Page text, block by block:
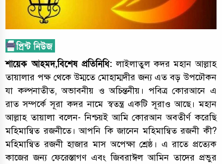
শায়েক আহমদ,বিশেষ প্রতিনিধি: লাইলাতুল কদর মহান আল্লাহ
তায়ালার পক্ষ থেকে উম্মতে মোহাম্মদীর জন্য এত বড় উপঢৌকন
যা কল্পনাতীত, অভাবনীয় ও অচিন্তনীয়। পবিত্র কোরআনে এ
রাত সম্পর্কে সূরা কদর নামে স্বতন্ত্র একটি সূরাও আছে। মহান
আল্লাহ তায়ালা বলেন- নিশ্চয়ই আমি কোরআন অবতীর্ণ করেছি
মহিমান্বিত রজনীতে। আপনি কি জানেন মহিমান্বিত রজনী কী?
মহিমান্বিত রজনী হাজার মাস অপেক্ষা শ্রেষ্ঠ। এ রাতে প্রত্যেক
কাজের জন্য ফেরেস্তাগণ এবং জিবরাঈল আমিন তাদের প্রভুর